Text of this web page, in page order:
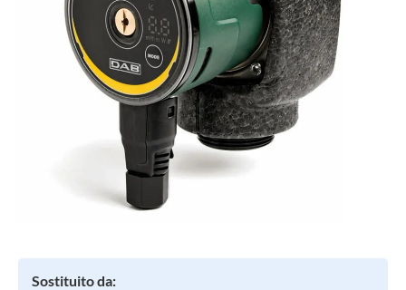
Sostituito da: